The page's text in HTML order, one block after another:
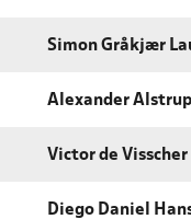
Simon Gråkjær
Alexander Alstrup
Victor de Visscher
Diego Daniel